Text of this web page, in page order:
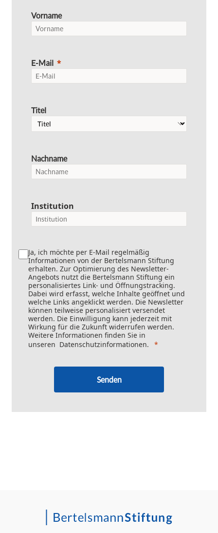
Vorname
E-Mail
Titel
Nachname
Institution
Ja, ich möchte per E-Mail regelmäßig
Informationen von der Bertelsmann Stiftung
erhalten. Zur Optimierung des Newsletter-
Angebots nutzt die Bertelsmann Stiftung ein
personalisiertes Link- und Öffnungstracking.
Dabei wird erfasst, welche Inhalte geöffnet und
welche Links angeklickt werden. Die Newsletter
können teilweise personalisiert versendet
werden. Die Einwilligung kann jederzeit mit
Wirkung für die Zukunft widerrufen werden.
Weitere Informationen finden Sie in
unseren Datenschutzinformationen.
Senden